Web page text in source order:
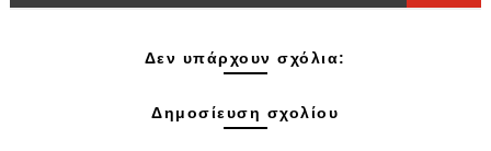
Δεν υπάρχουν σχόλια:
Δημοσίευση σχολίου